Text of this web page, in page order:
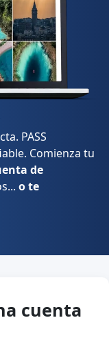
PASS
Comienza tu
de
o te
cuenta